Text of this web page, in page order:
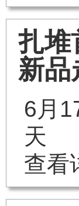
扎堆
新品
6月
天
查看